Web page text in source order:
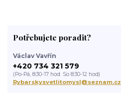
Potřebujete poradit?
Václav Vavřín
+420 734 321 579
(Po-Pá, 8:30-17 hod. So 8:30-12 hod)
Rybarskysvetlitomysl@seznam.cz